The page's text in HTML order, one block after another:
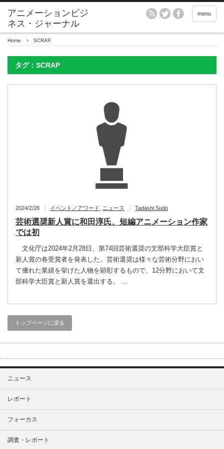
アニメーションビジ
ネス・ジャーナル
menu
Home SCRAP
タグ：SCRAP
2024/2/28 イベント／アワード ニュース Tadashi Sudo
芸術選奨新人賞に和田淳氏、短編アニメーション作家
では初
文化庁は2024年2月28日、第74回芸術選奨の文部科学大臣賞と
新人賞の各受賞者を発表した。芸術選奨は様々な芸術分野におい
て優れた業績を挙げた人物を顕彰するもので、12分野において文
部科学大臣賞と新人賞を選出する。 …
トップページに戻る
ニュース
レポート
フォーカス
調査・レポート